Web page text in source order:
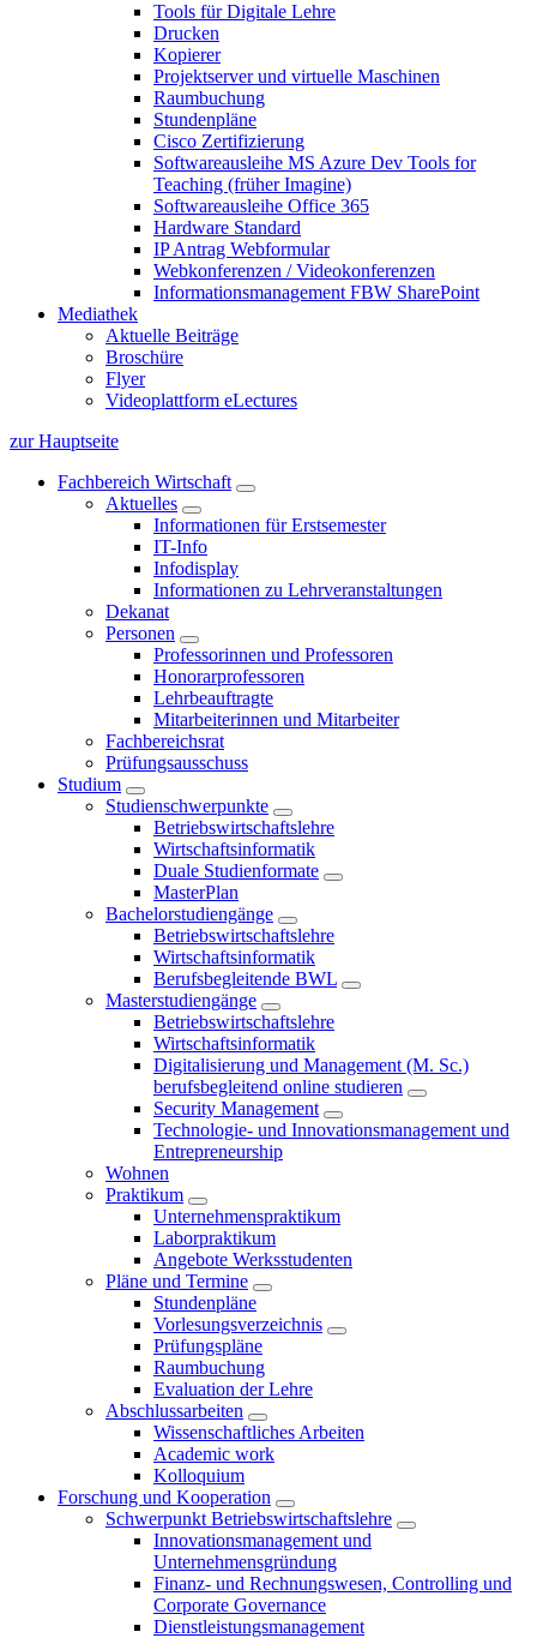
Tools für Digitale Lehre
Drucken
Kopierer
Projektserver und virtuelle Maschinen
Raumbuchung
Stundenpläne
Cisco Zertifizierung
Softwareausleihe MS Azure Dev Tools for
Teaching (früher Imagine)
Softwareausleihe Office 365
Hardware Standard
IP Antrag Webformular
Webkonferenzen / Videokonferenzen
Informationsmanagement FBW SharePoint
Mediathek
Aktuelle Beiträge
Broschüre
Flyer
Videoplattform eLectures
zur Hauptseite
Fachbereich Wirtschaft
Aktuelles
Informationen für Erstsemester
IT-Info
Infodisplay
Informationen zu Lehrveranstaltungen
Dekanat
Personen
Professorinnen und Professoren
Honorarprofessoren
Lehrbeauftragte
Mitarbeiterinnen und Mitarbeiter
Fachbereichsrat
Prüfungsausschuss
Studium
Studienschwerpunkte
Betriebswirtschaftslehre
Wirtschaftsinformatik
Duale Studienformate
MasterPlan
Bachelorstudiengänge
Betriebswirtschaftslehre
Wirtschaftsinformatik
Berufsbegleitende BWL
Masterstudiengänge
Betriebswirtschaftslehre
Wirtschaftsinformatik
Digitalisierung und Management (M. Sc.)
berufsbegleitend online studieren
Security Management
Technologie- und Innovationsmanagement und
Entrepreneurship
Wohnen
Praktikum
Unternehmenspraktikum
Laborpraktikum
Angebote Werksstudenten
Pläne und Termine
Stundenpläne
Vorlesungsverzeichnis
Prüfungspläne
Raumbuchung
Evaluation der Lehre
Abschlussarbeiten
Wissenschaftliches Arbeiten
Academic work
Kolloquium
Forschung und Kooperation
Schwerpunkt Betriebswirtschaftslehre
Innovationsmanagement und
Unternehmensgründung
Finanz- und Rechnungswesen, Controlling und
Corporate Governance
Dienstleistungsmanagement